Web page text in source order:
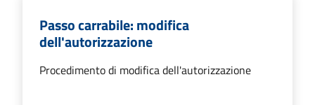
Passo carrabile: modifica
dell'autorizzazione
Procedimento di modifica dell'autorizzazione